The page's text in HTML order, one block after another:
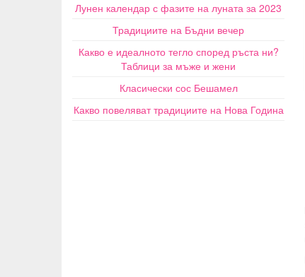
Лунен календар с фазите на луната за 2023
Традициите на Бъдни вечер
Какво е идеалното тегло според ръста ни?
Таблици за мъже и жени
Класически сос Бешамел
Какво повеляват традициите на Нова Година